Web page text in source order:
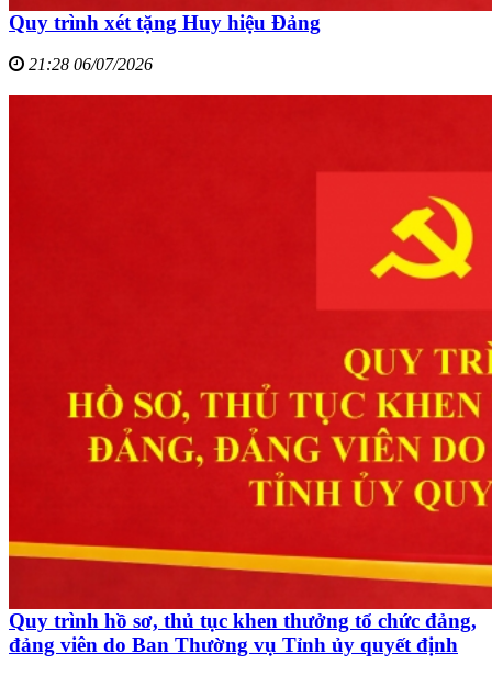
Quy trình xét tặng Huy hiệu Đảng
21:28 06/07/2026
Quy trình hồ sơ, thủ tục khen thưởng tổ chức đảng,
đảng viên do Ban Thường vụ Tỉnh ủy quyết định